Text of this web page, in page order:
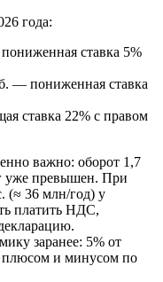
года:
ставка 5%
— пониженная ставка
ставка 22% с правом
важно: оборот 1,7
уже превышен. При
(≈ 36 млн/год) у
платить НДС,
заранее: 5% от
плюсом и минусом по